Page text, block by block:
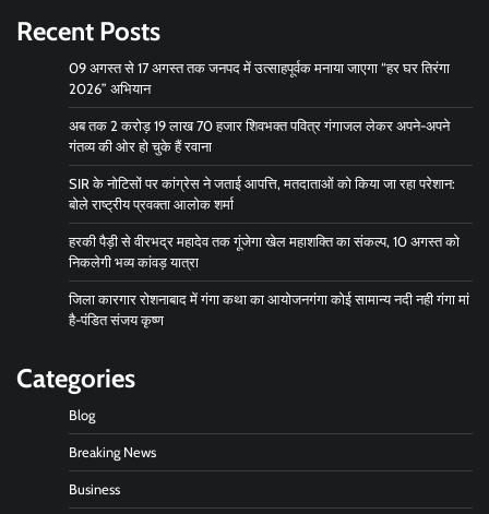
Recent Posts
09 अगस्त से 17 अगस्त तक जनपद में उत्साहपूर्वक मनाया जाएगा “हर घर तिरंगा
2026” अभियान
अब तक 2 करोड़ 19 लाख 70 हजार शिवभक्त पवित्र गंगाजल लेकर अपने-अपने
गंतव्य की ओर हो चुके हैं रवाना
SIR के नोटिसों पर कांग्रेस ने जताई आपत्ति, मतदाताओं को किया जा रहा परेशान:
बोले राष्ट्रीय प्रवक्ता आलोक शर्मा
हरकी पैड़ी से वीरभद्र महादेव तक गूंजेगा खेल महाशक्ति का संकल्प, 10 अगस्त को
निकलेगी भव्य कांवड़ यात्रा
जिला कारगार रोशनाबाद में गंगा कथा का आयोजनगंगा कोई सामान्य नदी नही गंगा मां
है-पंडित संजय कृष्ण
Categories
Blog
Breaking News
Business